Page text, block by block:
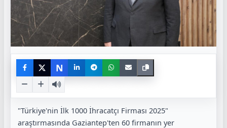
N
"Türkiye'nin İlk 1000 İhracatçı Firması 2025"
araştırmasında Gaziantep'ten 60 firmanın yer